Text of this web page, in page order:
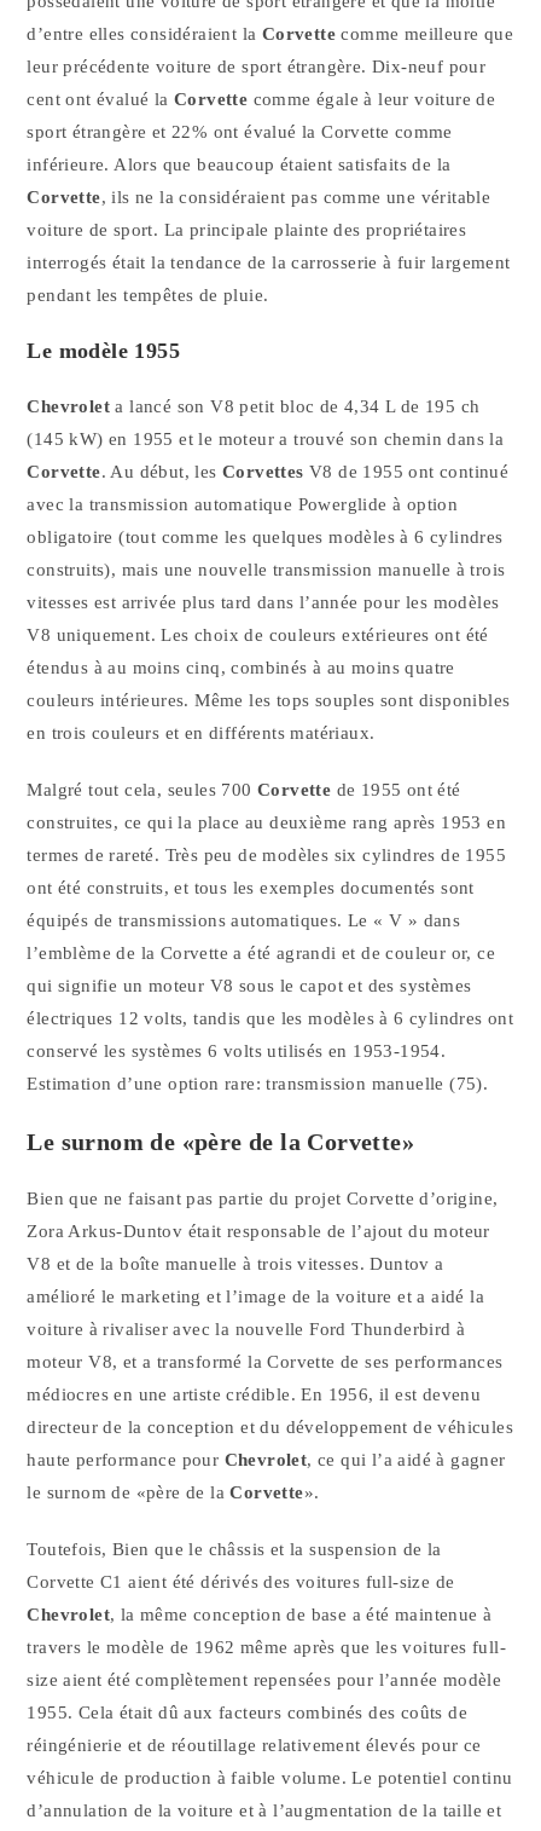
d’entre elles considéraient la Corvette comme meilleure que
leur précédente voiture de sport étrangère. Dix-neuf pour
cent ont évalué laCorvette comme égale à leur voiture de
sport étrangère et 22% ont évalué la Corvette comme
inférieure. Alors que beaucoup étaient satisfaits de la
Corvette, ils ne la considéraient pas comme une véritable
voiture de sport. La principale plainte des propriétaires
interrogés était la tendance de la carrosserie à fuir largement
pendant les tempêtes de pluie.
Le modèle 1955
Chevrolet a lancé son V8 petit bloc de 4,34 L de 195 ch
(145 kW) en 1955 et le moteur a trouvé son chemin dans la
Corvette. Au début, lesCorvettes V8 de 1955 ont continué
avec la transmission automatique Powerglide à option
obligatoire (tout comme les quelques modèles à 6 cylindres
construits), mais une nouvelle transmission manuelle à trois
vitesses est arrivée plus tard dans l’année pour les modèles
V8 uniquement. Les choix de couleurs extérieures ont été
étendus à au moins cinq, combinés à au moins quatre
couleurs intérieures. Même les tops souples sont disponibles
en trois couleurs et en différents matériaux.
Malgré tout cela, seules 700Corvette de 1955 ont été
construites, ce qui la place au deuxième rang après 1953 en
termes de rareté. Très peu de modèles six cylindres de 1955
ont été construits, et tous les exemples documentés sont
équipés de transmissions automatiques. Le « V » dans
l’emblème de la Corvette a été agrandi et de couleur or, ce
qui signifie un moteur V8 sous le capot et des systèmes
électriques 12 volts, tandis que les modèles à 6 cylindres ont
conservé les systèmes 6 volts utilisés en 1953-1954.
Estimation d’une option rare: transmission manuelle (75).
Le surnom de «père de la Corvette»
Bien que ne faisant pas partie du projet Corvette d’origine,
Zora Arkus-Duntov était responsable de l’ajout du moteur
V8 et de la boîte manuelle à trois vitesses. Duntov a
amélioré le marketing et l’image de la voiture et a aidé la
voiture à rivaliser avec la nouvelle Ford Thunderbird à
moteur V8, et a transformé la Corvette de ses performances
médiocres en une artiste crédible. En 1956, il est devenu
directeur de la conception et du développement de véhicules
haute performance pour Chevrolet, ce qui l’a aidé à gagner
le surnom de «père de laCorvette».
Toutefois, Bien que le châssis et la suspension de la
Corvette C1 aient été dérivés des voitures full-size de
Chevrolet, la même conception de base a été maintenue à
travers le modèle de 1962 même après que les voitures full-
size aient été complètement repensées pour l’année modèle
1955. Cela était dû aux facteurs combinés des coûts de
réingénierie et de réoutillage relativement élevés pour ce
véhicule de production à faible volume. Le potentiel continu
d’annulation de la voiture et à l’augmentation de la taille et